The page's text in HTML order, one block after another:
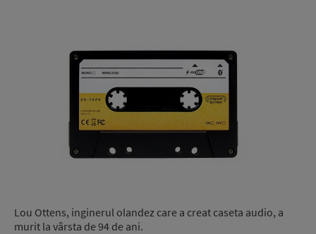
Lou Ottens, inginerul olandez care a creat caseta audio, a
murit la vârsta de 94 de ani.